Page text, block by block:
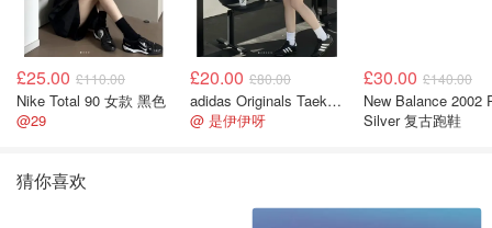
£25.00 £110.00
Nike Total 90 女款 黑色
@29
£20.00 £80.00
adidas Originals Taekwondo 女款黑色运动鞋
@ 是伊伊呀
£30.00 £140.00
New Balance 2002
Silver 复古跑鞋
猜你喜欢